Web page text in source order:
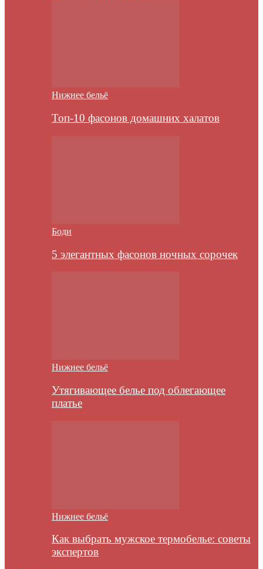
Нижнее бельё
Топ-10 фасонов домашних халатов
Боди
5 элегантных фасонов ночных сорочек
Нижнее бельё
Утягивающее белье под облегающее
платье
Нижнее бельё
Как выбрать мужское термобелье: советы
экспертов